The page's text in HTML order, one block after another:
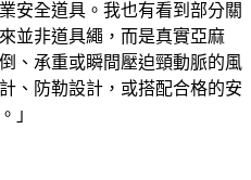
安全道具。我也有看到部分關
並非道具繩，而是真實亞麻
、承重或瞬間壓迫頸動脈的風
、防勒設計，或搭配合格的安
」